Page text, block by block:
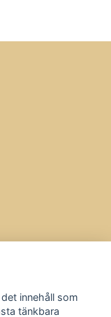
innehåll som
tänkbara